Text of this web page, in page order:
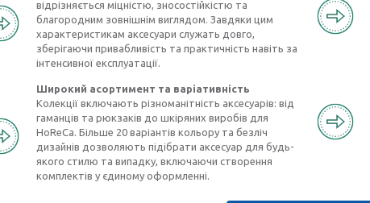
відрізняється міцністю, зносостійкістю та
благородним зовнішнім виглядом. Завдяки цим
характеристикам аксесуари служать довго,
зберігаючи привабливість та практичність навіть за
інтенсивної експлуатації.
Широкий асортимент та варіативність
Колекції включають різноманітність аксесуарів: від
гаманців та рюкзаків до шкіряних виробів для
HoReCa. Більше 20 варіантів кольору та безліч
дизайнів дозволяють підібрати аксесуар для будь-
якого стилю та випадку, включаючи створення
комплектів у єдиному оформленні.